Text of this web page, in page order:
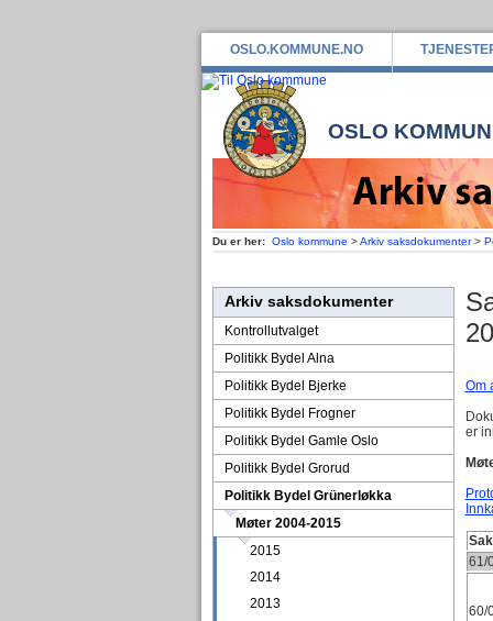
OSLO.KOMMUNE.NO
OSLO
Du er her: Oslo kommune >Arkiv saksdokumenter>
Arkiv saksdokumenter
Kontrollutvalget
Politikk Bydel Alna
Politikk Bydel Bjerke
Politikk Bydel Frogner
Politikk Bydel Gamle Oslo
Politikk Bydel Grorud
Politikk Bydel Grünerløkka
Møter 2004-2015
2015
2014
2013
Om
er
61/
60/